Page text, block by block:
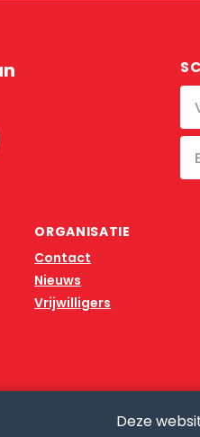
ORGANISATIE
Contact
Nieuws
Vrijwilligers
Deze